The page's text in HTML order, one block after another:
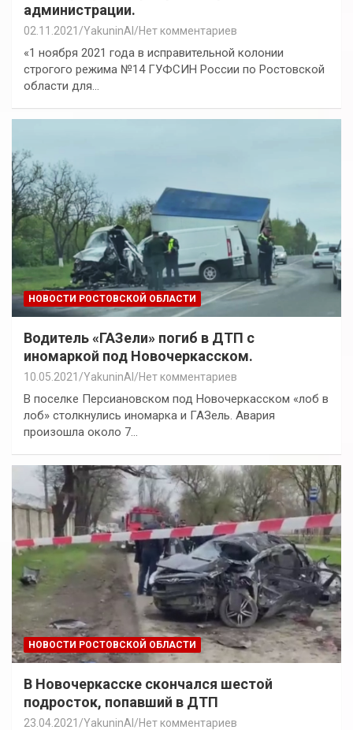
администрации.
02.11.2021 YakuninAI Нет комментариев
«1 ноября 2021 года в исправительной колонии
строгого режима №14 ГУФСИН России по Ростовской
области для…
НОВОСТИ РОСТОВСКОЙ ОБЛАСТИ
Водитель «ГАЗели» погиб в ДТП с
иномаркой под Новочеркасском.
10.05.2021 YakuninAI Нет комментариев
В поселке Персиановском под Новочеркасском «лоб в
лоб» столкнулись иномарка и ГАЗель. Авария
произошла около 7…
НОВОСТИ РОСТОВСКОЙ ОБЛАСТИ
В Новочеркасске скончался шестой
подросток, попавший в ДТП
23.04.2021 YakuninAI Нет комментариев